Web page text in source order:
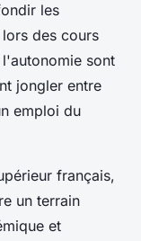
les
des cours
sont
jongler entre
emploi du
français,
un terrain
et